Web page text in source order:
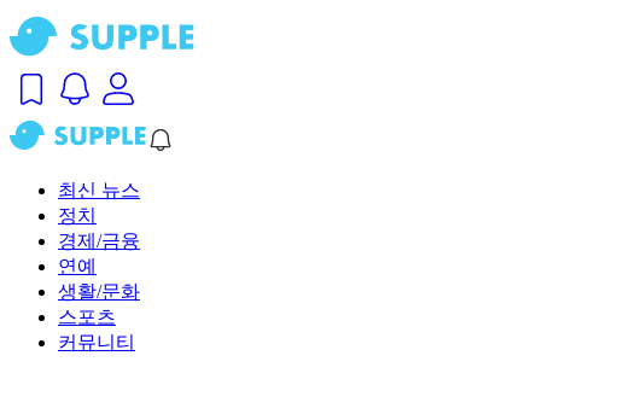
최신 뉴스
정치
경제/금융
연예
생활/문화
스포츠
커뮤니티